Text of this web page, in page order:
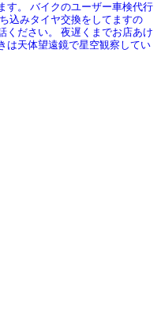
。
バイクのユーザー車検代行
込みタイヤ交換をしてますの
ださい。
夜遅くまでお店あけ
は天体望遠鏡で星空観察してい